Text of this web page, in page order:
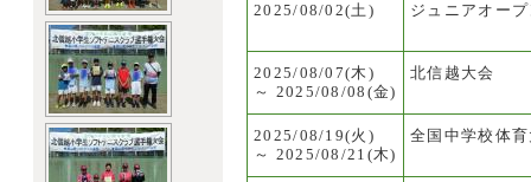
2025/08/02(土) ジュニアオー
2025/08/07(木)
～ 2025/08/08(金)
北信越大会
2025/08/19(火)
～ 2025/08/21(木)
全国中学校体